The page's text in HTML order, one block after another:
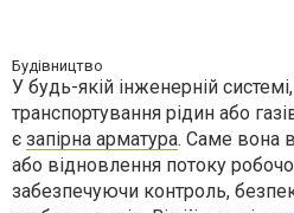
Будівництво
У будь-якій інженерній
транспортування рідин або
є запірна арматура. Саме вона
або відновлення потоку
забезпечуючи контроль,